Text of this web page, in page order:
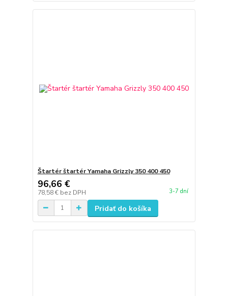
Štartér štartér Yamaha Grizzly 350 400 450
96,66 €
78,58 € bez DPH 3-7 dní
Pridať do košíka